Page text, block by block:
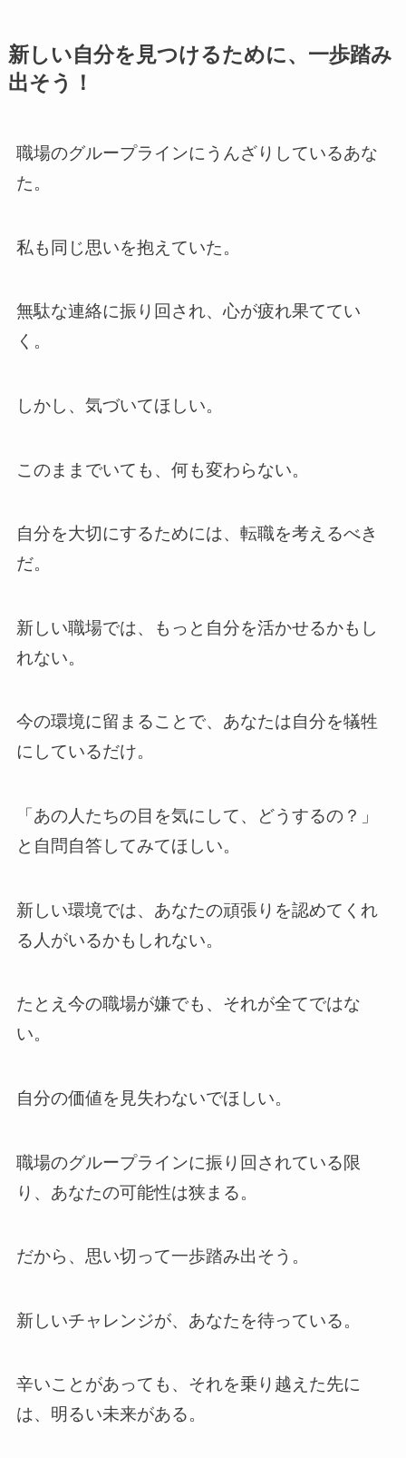
新しい自分を見つけるために、一歩踏み
出そう！
職場のグループラインにうんざりしているあな
た。
私も同じ思いを抱えていた。
無駄な連絡に振り回され、心が疲れ果ててい
く。
しかし、気づいてほしい。
このままでいても、何も変わらない。
自分を大切にするためには、転職を考えるべき
だ。
新しい職場では、もっと自分を活かせるかもし
れない。
今の環境に留まることで、あなたは自分を犠牲
にしているだけ。
「あの人たちの目を気にして、どうするの？」
と自問自答してみてほしい。
新しい環境では、あなたの頑張りを認めてくれ
る人がいるかもしれない。
たとえ今の職場が嫌でも、それが全てではな
い。
自分の価値を見失わないでほしい。
職場のグループラインに振り回されている限
り、あなたの可能性は狭まる。
だから、思い切って一歩踏み出そう。
新しいチャレンジが、あなたを待っている。
辛いことがあっても、それを乗り越えた先に
は、明るい未来がある。